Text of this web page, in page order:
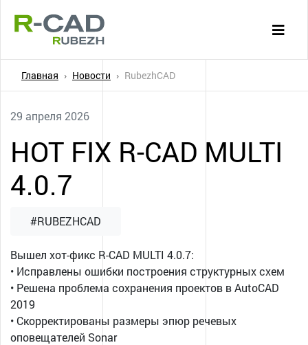
Главная Новости RubezhCAD
29 апреля 2026
HOT FIX R-CAD MULTI
4.0.7
#RUBEZHCAD
Вышел хот-фикс R-CAD MULTI 4.0.7:
• Исправлены ошибки построения структурных схем
• Решена проблема сохранения проектов в AutoCAD
2019
• Скорректированы размеры эпюр речевых
оповещателей Sonar